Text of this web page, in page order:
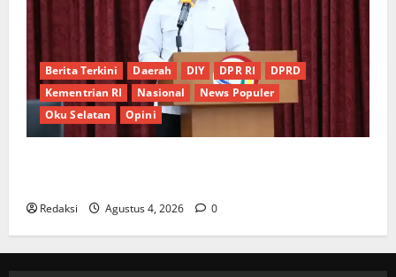
Berita Terkini Daerah DIY DPR RI
DPRD
Kementrian RI
Nasional
News Populer
Oku Selatan
Opini
Redaksi Agustus 4, 2026 0